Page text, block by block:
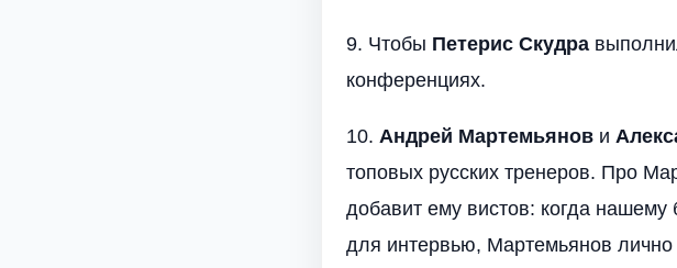
9. Чтобы Петерис Скудра
конференциях.
10. Андрей Мартемьянов и
топовых русских тренеров. Про
добавит ему вистов: когда
для интервью, Мартемьянов